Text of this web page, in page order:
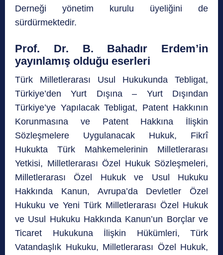
Derneği yönetim kurulu üyeliğini de
sürdürmektedir.
Prof. Dr. B. Bahadır Erdem’in
yayınlamış olduğu eserleri
Türk Milletlerarası Usul Hukukunda Tebligat,
Türkiye’den Yurt Dışına – Yurt Dışından
Türkiye’ye Yapılacak Tebligat, Patent Hakkının
Korunmasına ve Patent Hakkına İlişkin
Sözleşmelere Uygulanacak Hukuk, Fikrî
Hukukta Türk Mahkemelerinin Milletlerarası
Yetkisi, Milletlerarası Özel Hukuk Sözleşmeleri,
Milletlerarası Özel Hukuk ve Usul Hukuku
Hakkında Kanun, Avrupa’da Devletler Özel
Hukuku ve Yeni Türk Milletlerarası Özel Hukuk
ve Usul Hukuku Hakkında Kanun’un Borçlar ve
Ticaret Hukukuna İlişkin Hükümleri, Türk
Vatandaşlık Hukuku, Milletlerarası Özel Hukuk,